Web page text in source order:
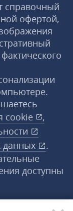
справочный
офертой,
cookie
,
данных
.
доступны